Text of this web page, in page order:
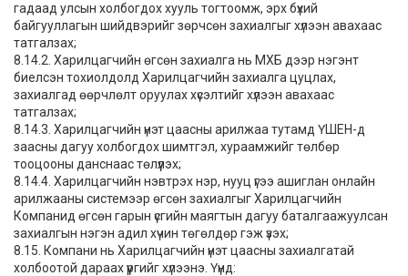
гадаад улсын холбогдох хууль тогтоомж, эрх бүхий
байгууллагын шийдвэрийг зөрчсөн захиалгыг хүлээн авахаас
татгалзах;
8.14.2. Харилцагчийн өгсөн захиалга нь МХБ дээр нэгэнт
биелсэн тохиолдолд Харилцагчийн захиалга цуцлах,
захиалгад өөрчлөлт оруулах хүсэлтийг хүлээн авахаас
татгалзах;
8.14.3. Харилцагчийн үнэт цаасны арилжаа тутамд ҮШЕН-д
заасны дагуу холбогдох шимтгэл, хураамжийг төлбөр
тооцооны данснаас төлүүлэх;
8.14.4. Харилцагчийн нэвтрэх нэр, нууц үгээ ашиглан онлайн
арилжааны системээр өгсөн захиалгыг Харилцагчийн
Компанид өгсөн гарын үсгийн маягтын дагуу баталгаажуулсан
захиалгын нэгэн адил хүчин төгөлдөр гэж үзэх;
8.15. Компани нь Харилцагчийн үнэт цаасны захиалгатай
холбоотой дараах үүргийг хүлээнэ. Үүнд: